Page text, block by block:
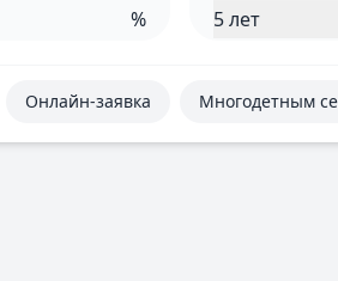
% 5 лет
Онлайн-заявка Многодетным